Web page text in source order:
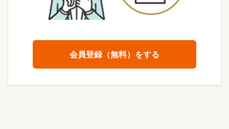
会員登録（無料）をする